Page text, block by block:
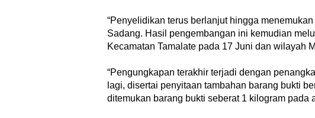
“Penyelidikan terus berlanjut hingga
Sadang. Hasil pengembangan ini kemudian
Kecamatan Tamalate pada 17 Juni dan wilayah
“Pengungkapan terakhir terjadi dengan
lagi, disertai penyitaan tambahan barang bukti
ditemukan barang bukti seberat 1 kilogram pada